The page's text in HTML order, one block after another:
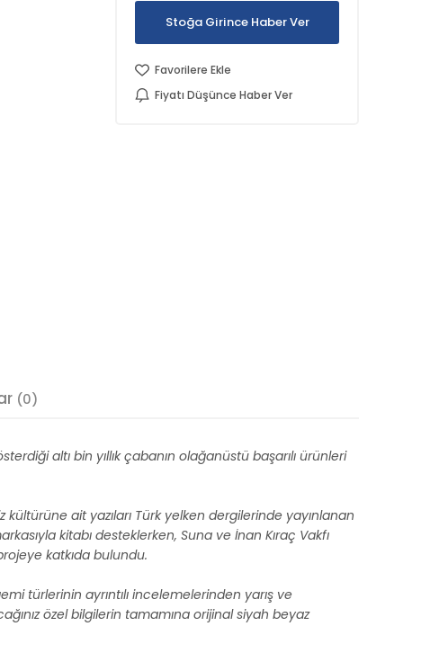
Stoğa Girince Haber Ver
Favorilere Ekle
Fiyatı Düşünce Haber Ver
(0)
altı bin yıllık çabanın olağanüstü başarılı ürünleri
ait yazıları Türk yelken dergilerinde yayınlanan
kitabı desteklerken, Suna ve İnan Kıraç Vakfı
katkıda bulundu.
türlerinin ayrıntılı incelemelerinden yarış ve
özel bilgilerin tamamına orijinal siyah beyaz